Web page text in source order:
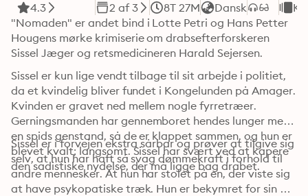
4.3 2 af 3 8T 27M Dansk
"Nomaden" er andet bind i Lotte Petri og Hans Petter
Hougens mørke krimiserie om drabsefterforskeren
Sissel Jæger og retsmedicineren Harald Sejersen.
Sissel er kun lige vendt tilbage til sit arbejde i politiet,
da et kvindelig bliver fundet i Kongelunden på Amager.
Kvinden er gravet ned mellem nogle fyrretræer.
Gerningsmanden har gennemboret hendes lunger med
en spids genstand, så de er klappet sammen, og hun er
blevet kvalt; langsomt. Sissel har svært ved at kapere
den sadistiske nydelse, der må ligge bag drabet.
Sissel er i forvejen ekstra sårbar og prøver at tilgive sig
selv, at hun har haft så svag dømmekraft i forhold til
andre mennesker. At hun har stolet på en, der viste sig
at have psykopatiske træk. Hun er bekymret for sin